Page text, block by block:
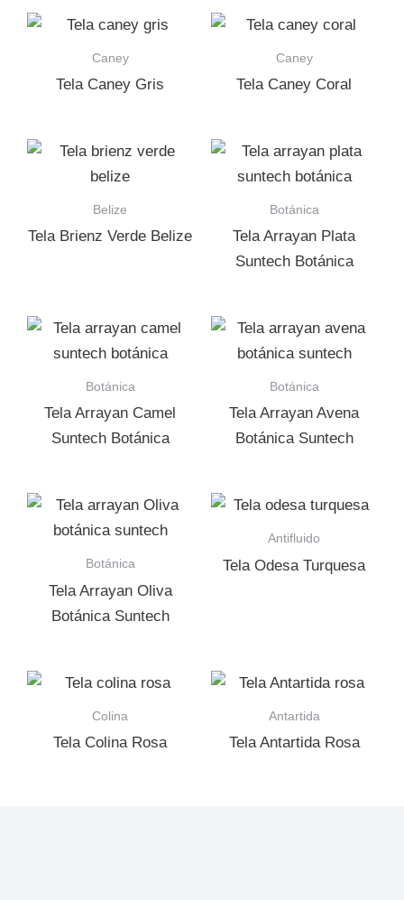
Caney
Tela Caney Gris
Caney
Tela Caney Coral
Belize
Tela Brienz Verde Belize
Botánica
Tela Arrayan Plata
Suntech Botánica
Botánica
Tela Arrayan Camel
Suntech Botánica
Botánica
Tela Arrayan Avena
Botánica Suntech
Botánica
Tela Arrayan Oliva
Botánica Suntech
Antifluido
Tela Odesa Turquesa
Colina
Tela Colina Rosa
Antartida
Tela Antartida Rosa